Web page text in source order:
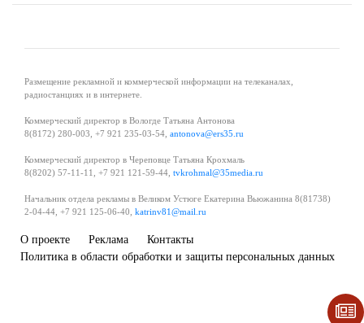
Размещение рекламной и коммерческой информации на телеканалах,
радиостанциях и в интернете.
Коммерческий директор в Вологде Татьяна Антонова
8(8172) 280-003, +7 921 235-03-54, antonova@ers35.ru
Коммерческий директор в Череповце Татьяна Крохмаль
8(8202) 57-11-11, +7 921 121-59-44, tvkrohmal@35media.ru
Начальник отдела рекламы в Великом Устюге Екатерина Вьюжанина 8(81738)
2-04-44, +7 921 125-06-40, katrinv81@mail.ru
О проекте Реклама
Контакты
Политика в области обработки и защиты персональных данных